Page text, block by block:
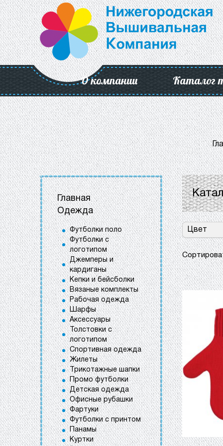
О компании Каталог
Главная
Одежда
Футболки поло
Футболки с
логотипом
Джемперы и
кардиганы
Кепки и бейсболки
Вязаные комплекты
Рабочая одежда
Шарфы
Аксессуары
Толстовки с
логотипом
Спортивная одежда
Жилеты
Трикотажные шапки
Промо футболки
Детская одежда
Офисные рубашки
Фартуки
Футболки с принтом
Панамы
Куртки
Цвет